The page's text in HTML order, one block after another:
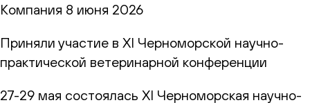
Компания 8 июня 2026
Приняли участие в XI Черноморской научно-
практической ветеринарной конференции
27-29 мая состоялась XI Черноморская научно-